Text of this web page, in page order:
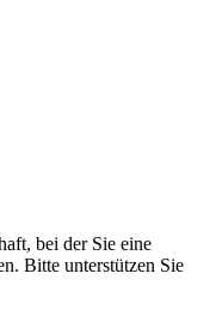
bei der Sie eine
Bitte unterstützen Sie